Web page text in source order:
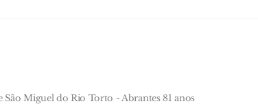
São Miguel do Rio Torto - Abrantes 81 anos